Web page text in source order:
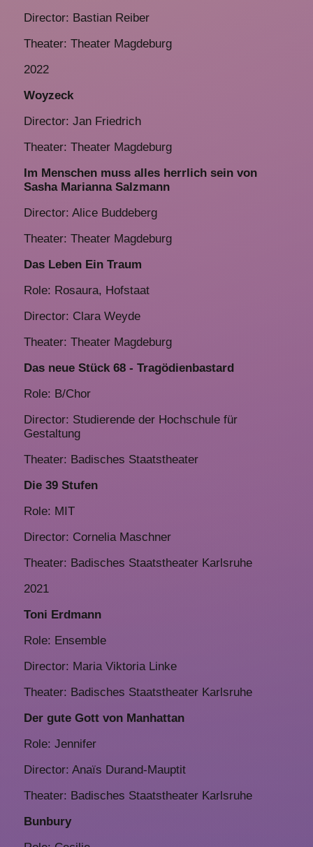
Director: Bastian Reiber
Theater: Theater Magdeburg
2022
Woyzeck
Director: Jan Friedrich
Theater: Theater Magdeburg
Im Menschen muss alles herrlich sein von
Sasha Marianna Salzmann
Director: Alice Buddeberg
Theater: Theater Magdeburg
Das Leben Ein Traum
Role: Rosaura, Hofstaat
Director: Clara Weyde
Theater: Theater Magdeburg
Das neue Stück 68 - Tragödienbastard
Role: B/Chor
Director: Studierende der Hochschule für
Gestaltung
Theater: Badisches Staatstheater
Die 39 Stufen
Role: MIT
Director: Cornelia Maschner
Theater: Badisches Staatstheater Karlsruhe
2021
Toni Erdmann
Role: Ensemble
Director: Maria Viktoria Linke
Theater: Badisches Staatstheater Karlsruhe
Der gute Gott von Manhattan
Role: Jennifer
Director: Anaïs Durand-Mauptit
Theater: Badisches Staatstheater Karlsruhe
Bunbury